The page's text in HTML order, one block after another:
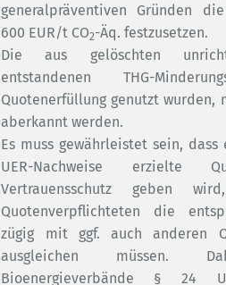
generalpräventiven Gründen
600 EUR/t CO2-Äq. festzusetzen.
Die aus gelöschten
entstandenen THG-
Quotenerfüllung genutzt wurden,
aberkannt werden.
Es muss gewährleistet sein,
UER-Nachweise erzielte
Vertrauensschutz geben
Quotenverpflichteten die
zügig mit ggf. auch anderen
ausgleichen müssen.
Bioenergieverbände § 24